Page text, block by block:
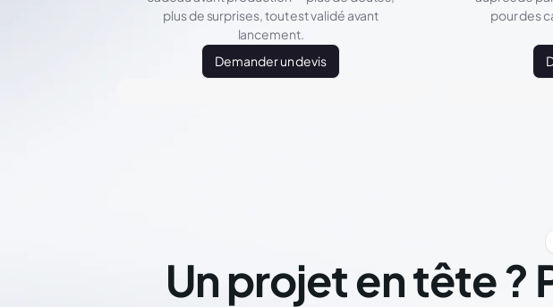
plus de surprises, tout est validé avant
lancement.
Demander un devis
pour des
Un projet en tête ?